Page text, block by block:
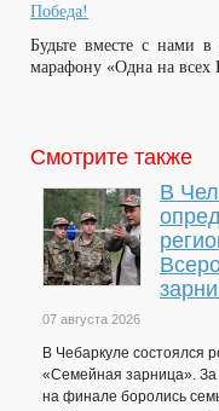
Победа!
Будьте вместе с нами
марафону «Одна на всех
Смотрите также
В
07 августа 2026
В Чебаркуле состоялся
«Семейная зарница». За
на финале боролись